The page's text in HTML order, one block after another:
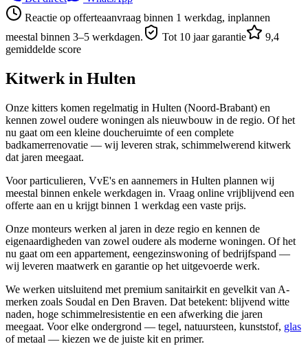
Reactie op offerteaanvraag binnen 1 werkdag, inplannen
meestal binnen 3–5 werkdagen.
Tot 10 jaar garantie
9,4
gemiddelde score
Kitwerk in Hulten
Onze kitters komen regelmatig in Hulten (Noord-Brabant) en
kennen zowel oudere woningen als nieuwbouw in de regio. Of het
nu gaat om een kleine doucheruimte of een complete
badkamerrenovatie — wij leveren strak, schimmelwerend kitwerk
dat jaren meegaat.
Voor particulieren, VvE's en aannemers in Hulten plannen wij
meestal binnen enkele werkdagen in. Vraag online vrijblijvend een
offerte aan en u krijgt binnen 1 werkdag een vaste prijs.
Onze monteurs werken al jaren in deze regio en kennen de
eigenaardigheden van zowel oudere als moderne woningen. Of het
nu gaat om een appartement, eengezinswoning of bedrijfspand —
wij leveren maatwerk en garantie op het uitgevoerde werk.
We werken uitsluitend met premium sanitairkit en gevelkit van A-
merken zoals Soudal en Den Braven. Dat betekent: blijvend witte
naden, hoge schimmelresistentie en een afwerking die jaren
meegaat. Voor elke ondergrond — tegel, natuursteen, kunststof, glas
of metaal — kiezen we de juiste kit en primer.